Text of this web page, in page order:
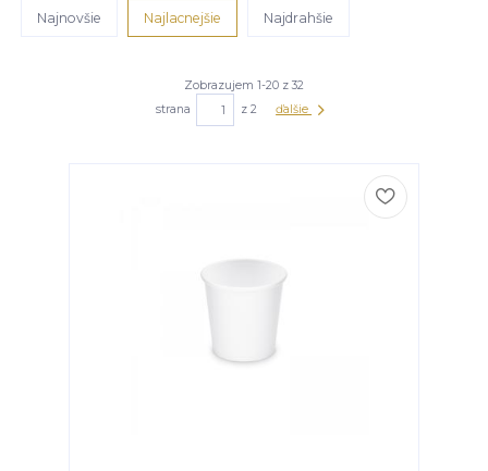
Najnovšie Najlacnejšie Najdrahšie
Zobrazujem 1-20 z 32
strana
z 2 ďalšie